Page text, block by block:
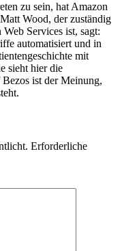
zu sein, hat Amazon
Wood, der zuständig
Services ist, sagt:
automatisiert und in
mit
sieht hier die
ist der Meinung,
Erforderliche